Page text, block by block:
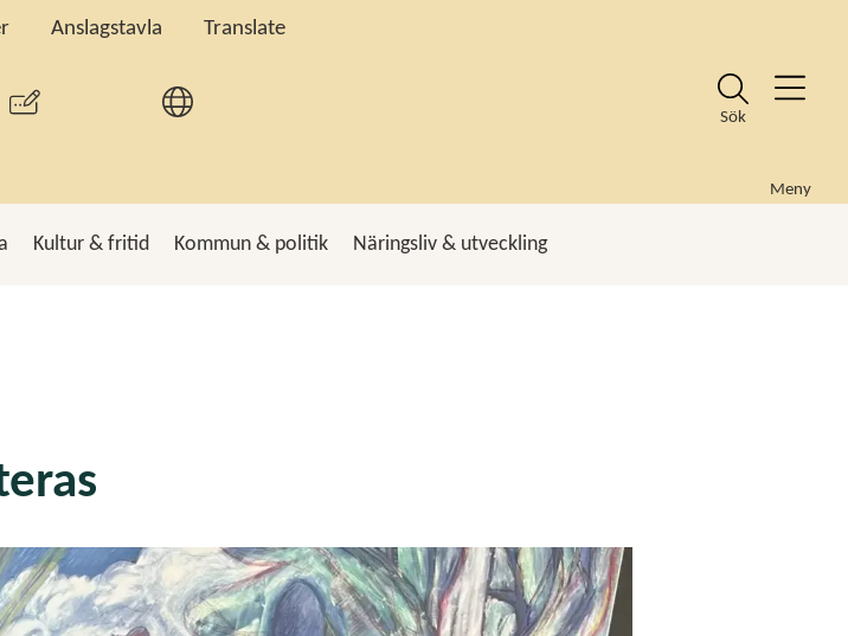
Anslagstavla Translate
Sök
Meny
Kultur & fritid Kommun & politik Näringsliv & utveckling